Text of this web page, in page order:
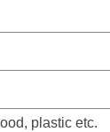
plastic etc.